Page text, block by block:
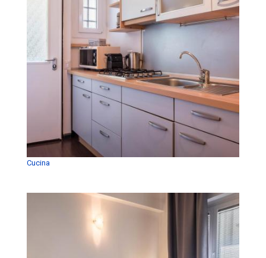
Cucina